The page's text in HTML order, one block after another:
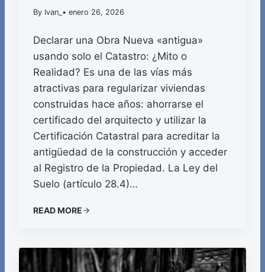
By Ivan_ • enero 26, 2026
Declarar una Obra Nueva «antigua»
usando solo el Catastro: ¿Mito o
Realidad? Es una de las vías más
atractivas para regularizar viviendas
construidas hace años: ahorrarse el
certificado del arquitecto y utilizar la
Certificación Catastral para acreditar la
antigüedad de la construcción y acceder
al Registro de la Propiedad. La Ley del
Suelo (artículo 28.4)…
READ MORE